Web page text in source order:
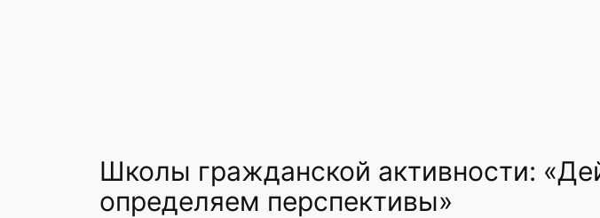
Школы гражданской активности:
определяем перспективы»